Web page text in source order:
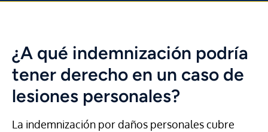
¿A qué indemnización podría
tener derecho en un caso de
lesiones personales?
La indemnización por daños personales cubre